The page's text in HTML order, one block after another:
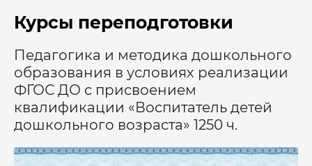
Курсы переподготовки
Педагогика и методика дошкольного
образования в условиях реализации
ФГОС ДО с присвоением
квалификации «Воспитатель детей
дошкольного возраста» 1250 ч.